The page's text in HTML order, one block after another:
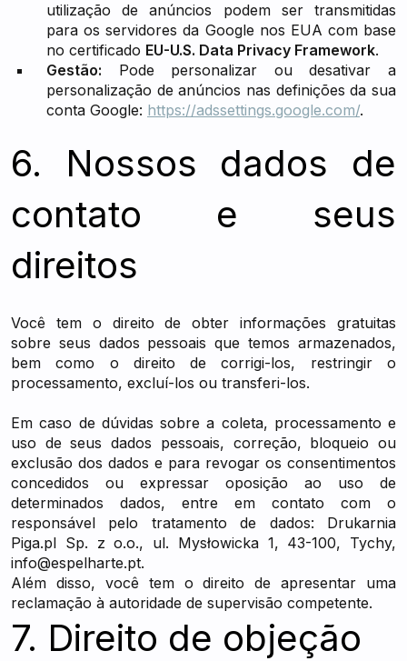
utilização de anúncios podem ser transmitidas
para os servidores da Google nos EUA com base
no certificado EU-U.S. Data Privacy Framework.
Gestão: Pode personalizar ou desativar a
personalização de anúncios nas definições da sua
conta Google: https://adssettings.google.com/.
6. Nossos dados de
contato e seus
direitos
Você tem o direito de obter informações gratuitas
sobre seus dados pessoais que temos armazenados,
bem como o direito de corrigi-los, restringir o
processamento, excluí-los ou transferi-los.
Em caso de dúvidas sobre a coleta, processamento e
uso de seus dados pessoais, correção, bloqueio ou
exclusão dos dados e para revogar os consentimentos
concedidos ou expressar oposição ao uso de
determinados dados, entre em contato com o
responsável pelo tratamento de dados: Drukarnia
Piga.pl Sp. z o.o., ul. Mysłowicka 1, 43-100, Tychy,
info@espelharte.pt.
Além disso, você tem o direito de apresentar uma
reclamação à autoridade de supervisão competente.
7. Direito de objeção